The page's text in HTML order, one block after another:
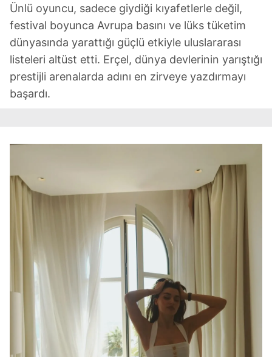
Ünlü oyuncu, sadece giydiği kıyafetlerle değil,
festival boyunca Avrupa basını ve lüks tüketim
dünyasında yarattığı güçlü etkiyle uluslararası
listeleri altüst etti. Erçel, dünya devlerinin yarıştığı
prestijli arenalarda adını en zirveye yazdırmayı
başardı.